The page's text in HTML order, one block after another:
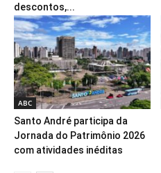
descontos,...
ABC
Santo André participa da
Jornada do Patrimônio 2026
com atividades inéditas